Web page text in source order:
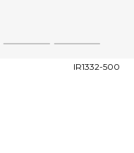
4 5
IR1332-500